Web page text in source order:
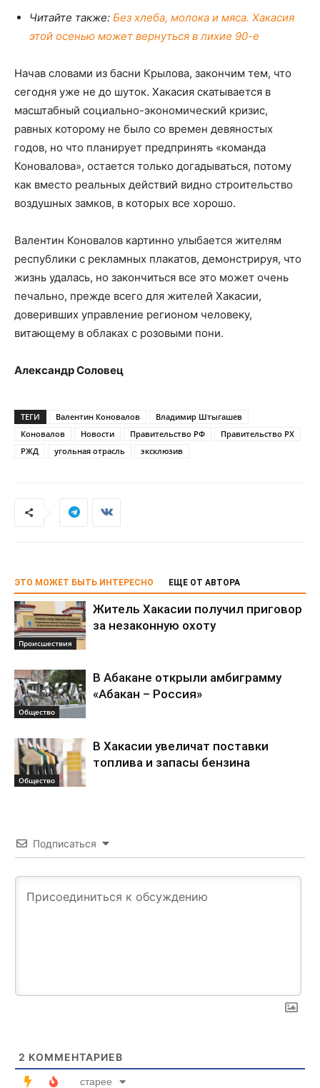
Читайте также: Без хлеба, молока и мяса. Хакасия
этой осенью может вернуться в лихие 90-е
Начав словами из басни Крылова, закончим тем, что
сегодня уже не до шуток. Хакасия скатывается в
масштабный социально-экономический кризис,
равных которому не было со времен девяностых
годов, но что планирует предпринять «команда
Коновалова», остается только догадываться, потому
как вместо реальных действий видно строительство
воздушных замков, в которых все хорошо.
Валентин Коновалов картинно улыбается жителям
республики с рекламных плакатов, демонстрируя, что
жизнь удалась, но закончиться все это может очень
печально, прежде всего для жителей Хакасии,
доверивших управление регионом человеку,
витающему в облаках с розовыми пони.
Александр Соловец
ТЕГИ Валентин Коновалов
Владимир Штыгашев
Коновалов
Новости Правительство РФ
Правительство РХ
РЖД
угольная отрасль эксклюзив
ЭТО МОЖЕТ БЫТЬ ИНТЕРЕСНО ЕЩЕ ОТ АВТОРА
Происшествия
Житель Хакасии получил приговор
за незаконную охоту
Общество
В Абакане открыли амбиграмму
«Абакан – Россия»
Общество
В Хакасии увеличат поставки
топлива и запасы бензина
Подписаться
2 КОММЕНТАРИЕВ
старее